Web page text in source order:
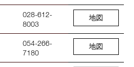
028-612-
8003
地図
054-266-
7180
地図